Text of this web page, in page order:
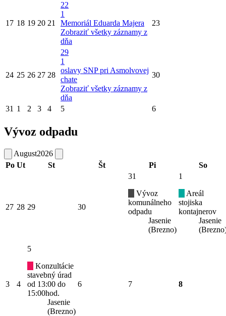
17 18 19 20 21
22
1
Memoriál Eduarda Majera
Zobraziť všetky záznamy z
dňa
23
24 25 26 27 28
29
1
oslavy SNP pri Asmolvovej
chate
Zobraziť všetky záznamy z
dňa
30
31 1 2 3 4 5 6
Vývoz odpadu
August2026
Po Ut St Št Pi So
27 28 29 30
31
Vývoz
komunálneho
odpadu
Jasenie
(Brezno)
1
Areál
stojiska
kontajnerov
Jasenie
3 4
5
Konzultácie
stavebný úrad
od 13:00 do
15:00hod.
Jasenie
(Brezno)
6 7 8